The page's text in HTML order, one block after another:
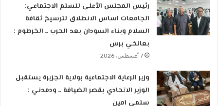
رئيس المجلس الأعلى للسلم الاجتماعي:
الجامعات اساس الانطلاق لترسيخ ثقافة
السلام وبناء السودان بعد الحرب ــ الخرطوم :
بعانخي برس
7 أغسطس، 2026
وزير الرعاية الاجتماعية بولاية الجزيرة يستقبل
الوزير الاتحادي بقصر الضيافة ــ ودمدني :
سلمى امين